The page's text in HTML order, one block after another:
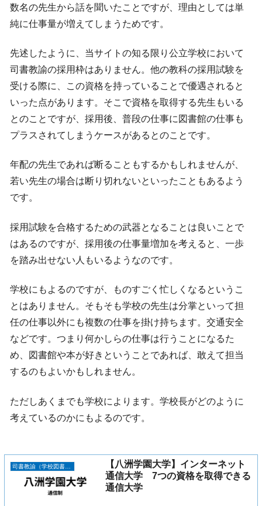
数名の先生から話を聞いたことですが、理由としては単
純に仕事量が増えてしまうためです。
先述したように、当サイトの知る限り公立学校において
司書教諭の採用枠はありません。他の教科の採用試験を
受ける際に、この資格を持っていることで優遇されると
いった点があります。そこで資格を取得する先生もいる
とのことですが、採用後、普段の仕事に図書館の仕事も
プラスされてしまうケースがあるとのことです。
年配の先生であれば断ることもするかもしれませんが、
若い先生の場合は断り切れないといったこともあるよう
です。
採用試験を合格するための武器となることは良いことで
はあるのですが、採用後の仕事量増加を考えると、一歩
を踏み出せない人もいるようなのです。
学校にもよるのですが、ものすごく忙しくなるというこ
とはありません。そもそも学校の先生は分掌といって担
任の仕事以外にも複数の仕事を掛け持ちます。交通安全
などです。つまり何かしらの仕事は行うことになるた
め、図書館や本が好きということであれば、敢えて担当
するのもよいかもしれません。
ただしあくまでも学校によります。学校長がどのように
考えているのかにもよるのです。
司書教諭（学校図書館司書教諭）の資格が取得できる11の通信大学
【八洲学園大学】インターネット
通信大学 7つの資格を取得できる
通信大学